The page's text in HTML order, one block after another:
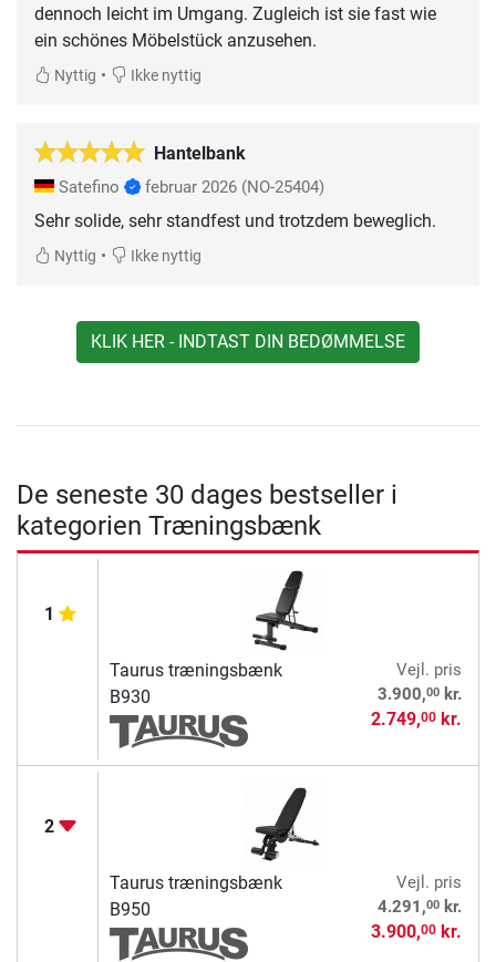
dennoch leicht im Umgang. Zugleich ist sie fast wie
ein schönes Möbelstück anzusehen.
Nyttig • Ikke nyttig
Hantelbank
Satefino februar 2026 (NO-25404)
Sehr solide, sehr standfest und trotzdem beweglich.
Nyttig • Ikke nyttig
KLIK HER - INDTAST DIN BEDØMMELSE
De seneste 30 dages bestseller i
kategorien Træningsbænk
1
Taurus træningsbænk
B930
Vejl. pris
3.900,00kr.
2.749,00kr.
2
Taurus træningsbænk
B950
Vejl. pris
4.291,00kr.
3.900,00kr.